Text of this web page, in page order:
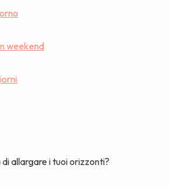
weekend
allargare i tuoi orizzonti?